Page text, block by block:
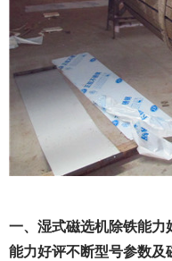
一、湿式磁选机除铁能力
能力好评不断型号参数及